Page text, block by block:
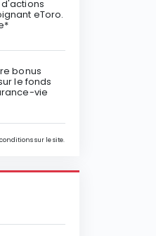
d'actions
eToro.
bonus
le fonds
vie
sur le site.